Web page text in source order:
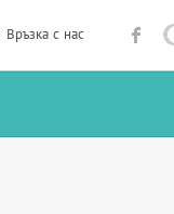
Връзка с нас